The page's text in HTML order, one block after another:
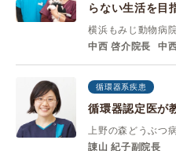
らない生活を目
横浜もみじ動物病
中西 啓介院長
中
循環器系疾患
循環器認定医が
上野の森どうぶつ
諌山 紀子副院長